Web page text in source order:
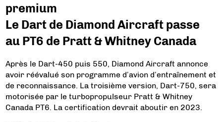
premium
Le Dart de Diamond Aircraft passe
au PT6 de Pratt & Whitney Canada
Après le Dart-450 puis 550, Diamond Aircraft annonce
avoir réévalué son programme d’avion d’entraînement et
de reconnaissance. La troisième version, Dart-750, sera
motorisée par le turbopropulseur Pratt & Whitney
Canada PT6. La certification devrait aboutir en 2023.